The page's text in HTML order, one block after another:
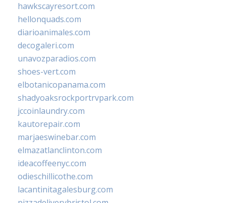
hawkscayresort.com
hellonquads.com
diarioanimales.com
decogaleri.com
unavozparadios.com
shoes-vert.com
elbotanicopanama.com
shadyoaksrockportrvpark.com
jccoinlaundry.com
kautorepair.com
marjaeswinebar.com
elmazatlanclinton.com
ideacoffeenyc.com
odieschillicothe.com
lacantinitagalesburg.com